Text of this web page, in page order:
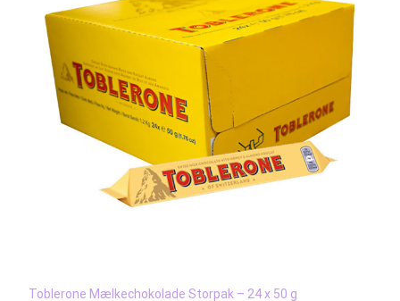
Toblerone Mælkechokolade Storpak – 24 x 50 g